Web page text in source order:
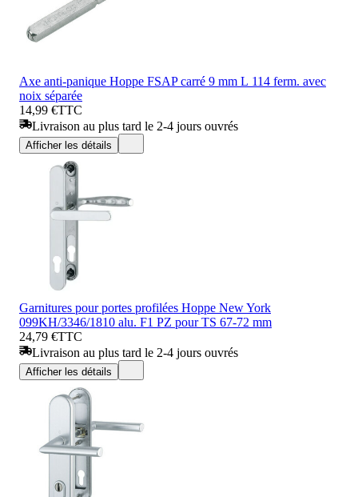
Axe anti-panique Hoppe FSAP carré 9 mm L 114 ferm. avec
noix séparée
14,99 €TTC
Livraison au plus tard le 2-4 jours ouvrés
Afficher les détails
Garnitures pour portes profilées Hoppe New York
099KH/3346/1810 alu. F1 PZ pour TS 67-72 mm
24,79 €TTC
Livraison au plus tard le 2-4 jours ouvrés
Afficher les détails